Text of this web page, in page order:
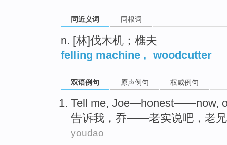
同近义词 同根词
n. [林]伐木机；樵夫
felling machine , woodcutter
双语例句 原声例句 权威例句
Tell me, Joe—honest——now,
告诉我 ， 乔——老实说吧， 老兄
youdao